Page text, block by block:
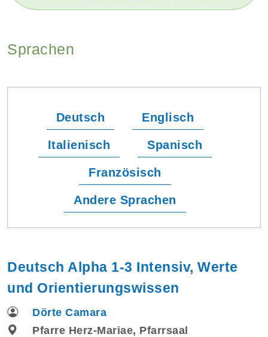
Sprachen
Deutsch Englisch
Italienisch Spanisch
Französisch
Andere Sprachen
Deutsch Alpha 1-3 Intensiv, Werte
und Orientierungswissen
Dörte Camara
Pfarre Herz-Mariae, Pfarrsaal